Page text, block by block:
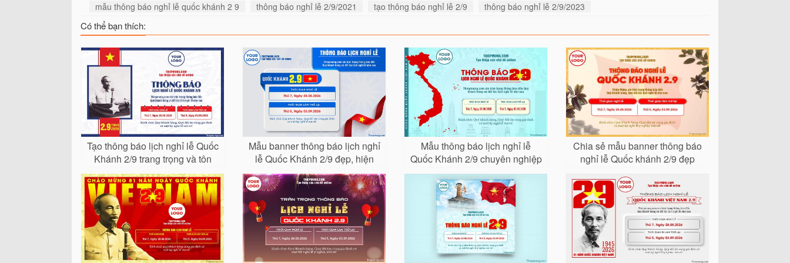
mẫu thông báo nghỉ lễ quốc khánh 2 9 thông báo nghỉ lễ 2/9/2021 tạo thông báo nghỉ lễ 2/9 thông báo nghỉ lễ 2/9/2023
Có thể bạn thích:
Tạo thông báo lịch nghỉ lễ Quốc
Khánh 2/9 trang trọng và tôn
vinh lịch sử
Mẫu banner thông báo lịch nghỉ
lễ Quốc Khánh 2/9 đẹp, hiện
đại
Mẫu thông báo lịch nghỉ lễ
Quốc Khánh 2/9 chuyên nghiệp
Chia sẻ mẫu banner thông báo
nghỉ lễ Quốc khánh 2/9 đẹp